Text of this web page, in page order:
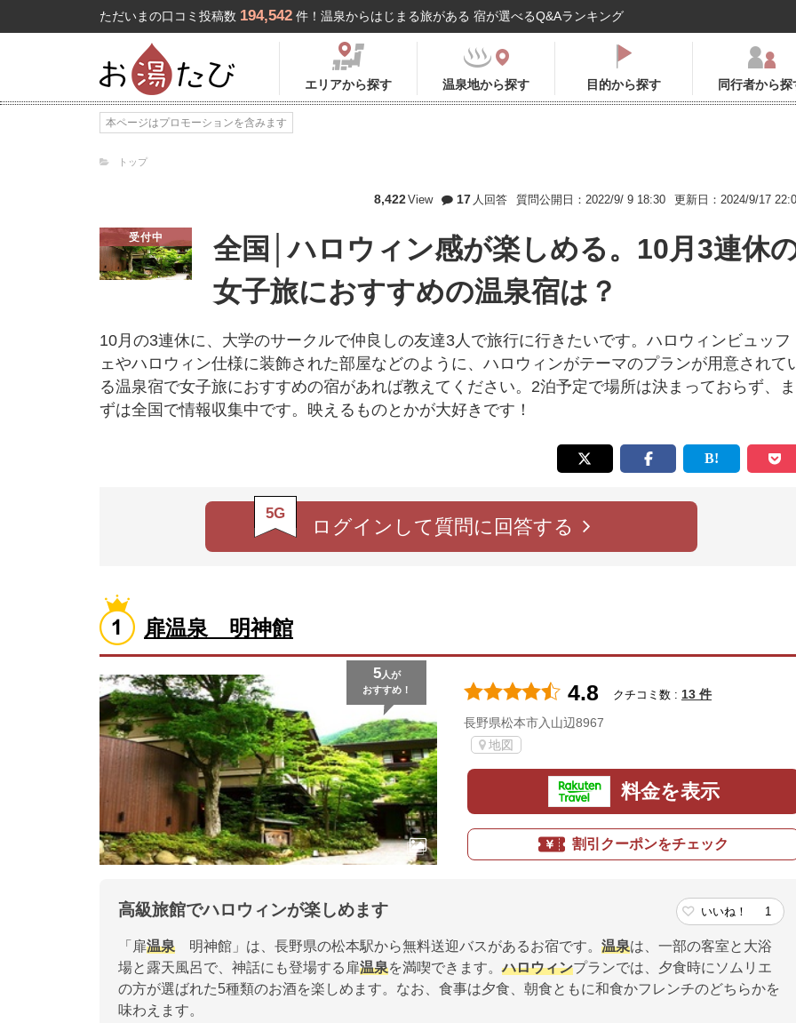
ただいまの口コミ投稿数 194,542 件！温泉からはじまる旅がある 宿が選べるQ&Aランキング
エリアから探す 温泉地から探す 目的から探す 同行者から探
本ページはプロモーションを含みます
トップ
8,422View 17 人回答 質問公開日：2022/9/ 9 18:30 更新日：2024/9/17
受付中
全国│ハロウィン感が楽しめる。10月3連休
女子旅におすすめの温泉宿は？
10月の3連休に、大学のサークルで仲良しの友達3人で旅行に行きたいです。ハロウィンビュッフ
ェやハロウィン仕様に装飾された部屋などのように、ハロウィンがテーマのプランが用意されて
る温泉宿で女子旅におすすめの宿があれば教えてください。2泊予定で場所は決まっておらず、ま
ずは全国で情報収集中です。映えるものとかが大好きです！
5G
ログインして質問に回答する
扉温泉 明神館
5人が
おすすめ！
4.8 クチコミ数 : 13 件
長野県松本市入山辺8967
地図
料金を表示
割引クーポンをチェック
高級旅館でハロウィンが楽しめます いいね！ 1
「扉温泉 明神館」は、長野県の松本駅から無料送迎バスがあるお宿です。 温泉は、一部の客室と大浴
場と露天風呂で、神話にも登場する扉温泉を満喫できます。ハロウィンプランでは、夕食時にソムリエ
の方が選ばれた5種類のお酒を楽しめます。なお、食事は夕食、朝食ともに和食かフレンチのどちらかを
味わえます。